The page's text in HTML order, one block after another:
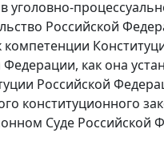
уголовно-
Российской
компетенции
Федерации, как она
Российской
конституционного
Суде Российской